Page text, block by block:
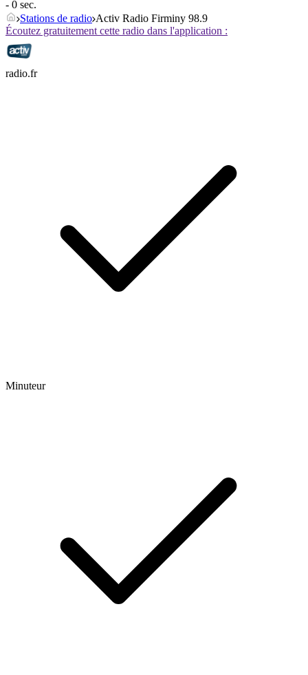
- 0 sec.
Stations de radio Activ Radio Firminy 98.9
Écoutez gratuitement cette radio dans l'application :
radio.fr
Minuteur